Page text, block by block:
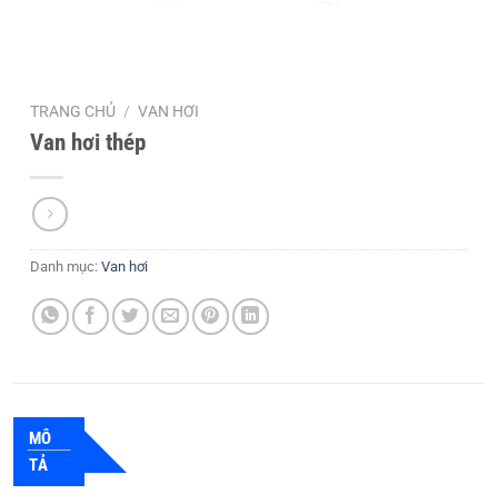
TRANG CHỦ / VAN HƠI
Van hơi thép
Danh mục: Van hơi
MÔ
TẢ